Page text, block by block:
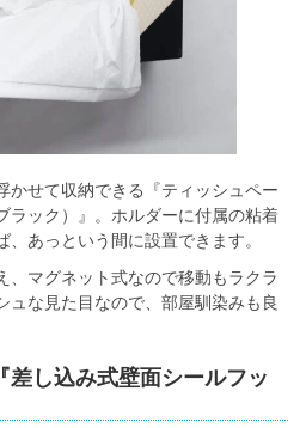
かせて収納できる『ティッシュペー
ラック）』。ホルダーに付属の粘着
あっという間に設置できます。
、マグネット式なので移動もラクラ
ュな見た目なので、部屋馴染みも良
差し込み式壁面シールフッ